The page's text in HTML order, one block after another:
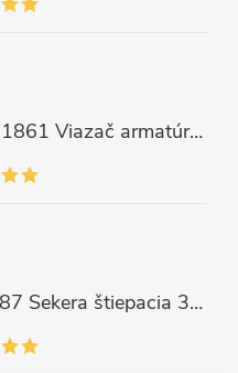
EXTOL INDUSTRIAL 8791861 Viazač armatúr aku Share20V, bez aku, drôt 0,8mm, oko 8-34mm, bezuhlíkový motor
EXTOL PREMIUM 8871287 Sekera štiepacia 3500g, nylónová násada 910mm